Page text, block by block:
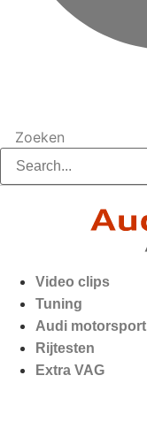
Zoeken
Video clips
Tuning
Audi motorsport
Rijtesten
Extra VAG